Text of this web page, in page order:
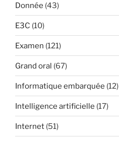
Donnée (43)
E3C (10)
Examen (121)
Grand oral (67)
Informatique embarquée (12)
Intelligence artificielle (17)
Internet (51)